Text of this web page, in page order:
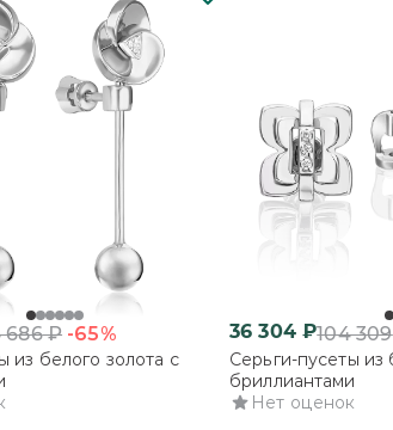
686₽ -65%
из белого золота с
36 304₽104 309
Серьги-пусеты из
бриллиантами
Нет оценок